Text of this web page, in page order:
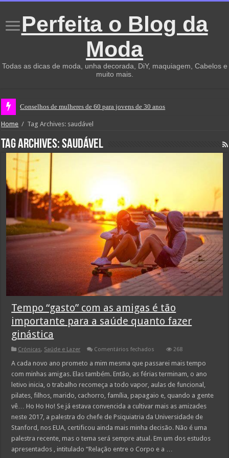
Perfeita o Blog da
Moda
Todas as dicas de moda, unha decorada, DiY, maquiagem, Cabelos e
muito mais.
Conselhos de mulheres de 60 para jovens de 30 anos
Home / Tag Archives: saudável
Tag Archives:saudável
Tempo “gasto” com as amigas é tão
importante para a saúde quanto fazer
ginástica
Crónicas, Saúde e Lazer Comentários fechados
“gasto”
as
amigas
é
tão
para
a
quanto
fazer
ginástica
268
A cada novo ano prometo a mim mesma que passarei mais tempo
com minhas amigas. Elas também. Então, as férias terminam, o ano
letivo inicia, o trabalho recomeça a todo vapor, aulas de funcional,
pilates, filhos, marido, cachorro, família, papagaio e, quando a gente
vê… Ho Ho Ho! Se já estava convencida a cultivar mais as amizades
neste 2017, a palestra do chefe de Psiquiatria da Universidade de
Stanford, nos EUA, certificou ainda mais minha decisão. Não é uma
palestra recente, mas o tema será sempre atual. Em um dos estudos
apresentados , intitulado “Relação entre o Corpo e a …